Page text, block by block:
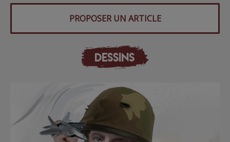
PROPOSER UN ARTICLE
DESSINS